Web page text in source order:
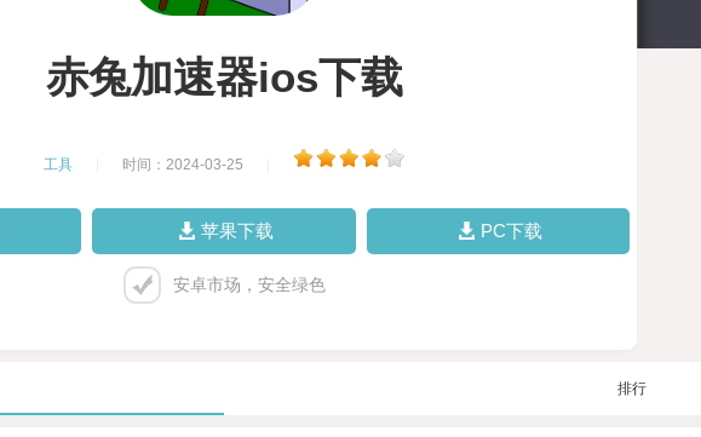
赤兔加速器ios下载
工具 时间：2024-03-25
苹果下载 PC下载
安卓市场，安全绿色
排行